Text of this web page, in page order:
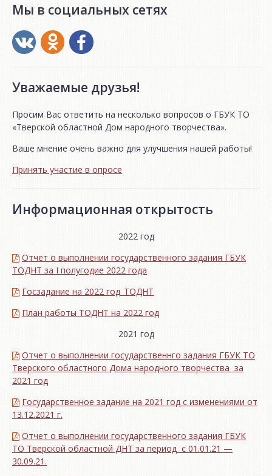
Мы в социальных сетях
Уважаемые друзья!
Просим Вас ответить на несколько вопросов о ГБУК ТО
«Тверской областной Дом народного творчества».
Ваше мнение очень важно для улучшения нашей работы!
Принять участие в опросе
Информационная открытость
2022 год
Отчет о выполнении государственного задания ГБУК
ТОДНТ за I полугодие 2022 года
Госзадание на 2022 год_ТОДНТ
План работы ТОДНТ на 2022 год
2021 год
Отчет о выполнении государственнго задания ГБУК ТО
Тверского областного Дома народного творчества за
2021 год
Государственное задание на 2021 год с изменениями от
13.12.2021 г.
Отчет о выполнении государственного задания ГБУК
ТО Тверской областной ДНТ за период с 01.01.21 —
30.09.21.